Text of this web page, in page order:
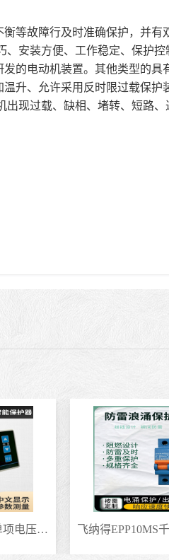
等故障行及时准确保护，并有
、安装方便、工作稳定、保护控
的电动机装置。其他类型的具
升、允许采用反时限过载保护
现过载、缺相、堵转、短路、
飞纳得KX102低压马达 单项电压监视器水泵空载相序型号